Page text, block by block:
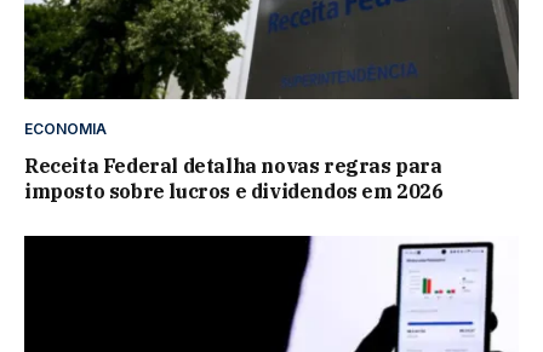
ECONOMIA
Receita Federal detalha novas regras para
imposto sobre lucros e dividendos em 2026